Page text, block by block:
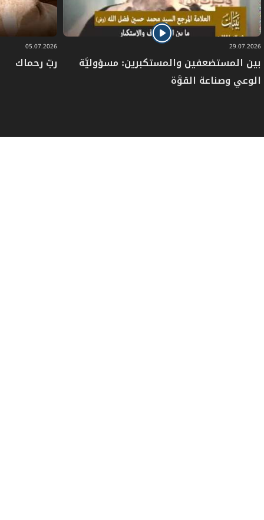
29.07.2026
بين المستضعفين والمستكبرين: مسؤوليَّة
الوعي وصناعة القوَّة
05.07.2026
ربّ رحماك